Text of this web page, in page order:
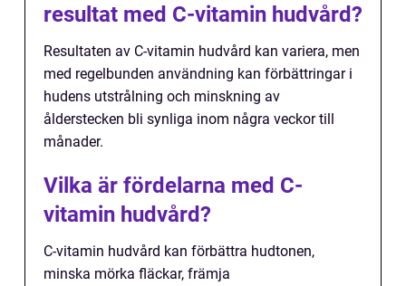
resultat med C-vitamin hudvård?
Resultaten av C-vitamin hudvård kan variera, men
med regelbunden användning kan förbättringar i
hudens utstrålning och minskning av
ålderstecken bli synliga inom några veckor till
månader.
Vilka är fördelarna med C-
vitamin hudvård?
C-vitamin hudvård kan förbättra hudtonen,
minska mörka fläckar, främja